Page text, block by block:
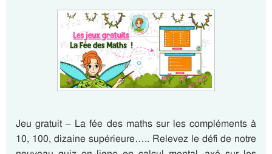
Jeu gratuit – La fée des maths sur les compléments à
10, 100, dizaine supérieure….. Relevez le défi de notre